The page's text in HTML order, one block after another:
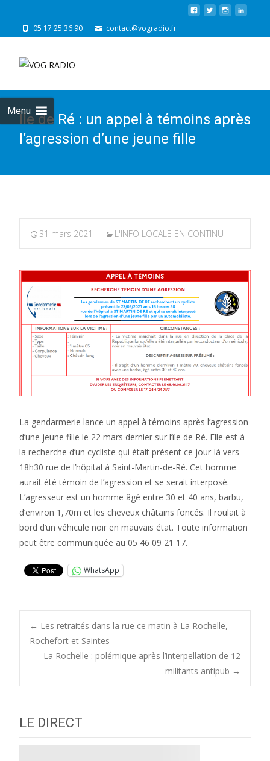
05 17 25 36 90 contact@vogradio.fr
Menu
Île de Ré : un appel à témoins après
l’agression d’une jeune fille
31 mars 2021 L'INFO LOCALE EN CONTINU
La gendarmerie lance un appel à témoins après l’agression
d’une jeune fille le 22 mars dernier sur l’île de Ré. Elle est à
la recherche d’un cycliste qui était présent ce jour-là vers
18h30 rue de l’hôpital à Saint-Martin-de-Ré. Cet homme
aurait été témoin de l’agression et se serait interposé.
L’agresseur est un homme âgé entre 30 et 40 ans, barbu,
d’environ 1,70m et les cheveux châtains foncés. Il roulait à
bord d’un véhicule noir en mauvais état. Toute information
peut être communiquée au 05 46 09 21 17.
WhatsApp
Post
navigation
← Les retraités dans la rue ce matin à La Rochelle,
Rochefort et Saintes
La Rochelle : polémique après l’interpellation de 12
militants antipub →
LE DIRECT